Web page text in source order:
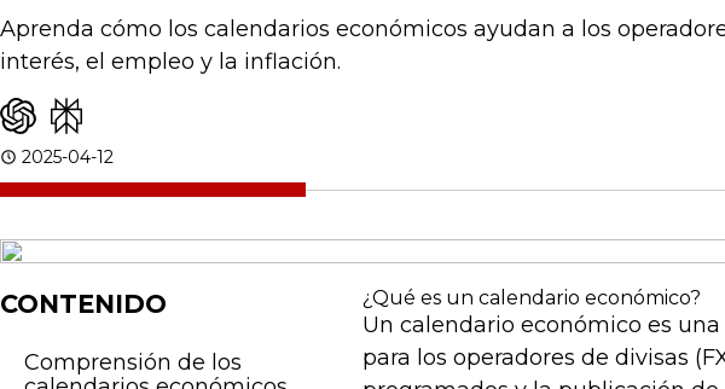
Aprenda cómo los calendarios económicos ayudan a los
interés, el empleo y la inflación.
2025-04-12
CONTENIDO
Comprensión de los
¿Qué es un calendario económico?
Un calendario económico es
para los operadores de divisas